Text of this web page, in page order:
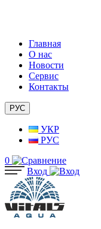
Главная
О нас
Новости
Сервис
Контакты
РУС
УКР
РУС
0
Вход